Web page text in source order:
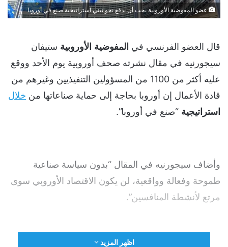
عضو المفوضية الأوروبية يجب أن ندفع نحو تبني استراتيجية صنع في أوروبا
قال العضو الفرنسي في المفوضية الأوروبية ستيفان
سيجورنيه في مقال نشرته صحف أوروبية يوم الأحد ووقع
عليه أكثر من 1100 من المسؤولين التنفيذيين وغيرهم من
قادة الأعمال إن أوروبا بحاجة إلى حماية صناعاتها من خلال
استراتيجية “صنع في أوروبا”.
وأضاف سيجورنيه في المقال “بدون سياسة صناعية
طموحة وفعالة وواقعية، لن يكون الاقتصاد الأوروبي سوى
مرتع لأنشطة المنافسين”.
اظهر المزيد